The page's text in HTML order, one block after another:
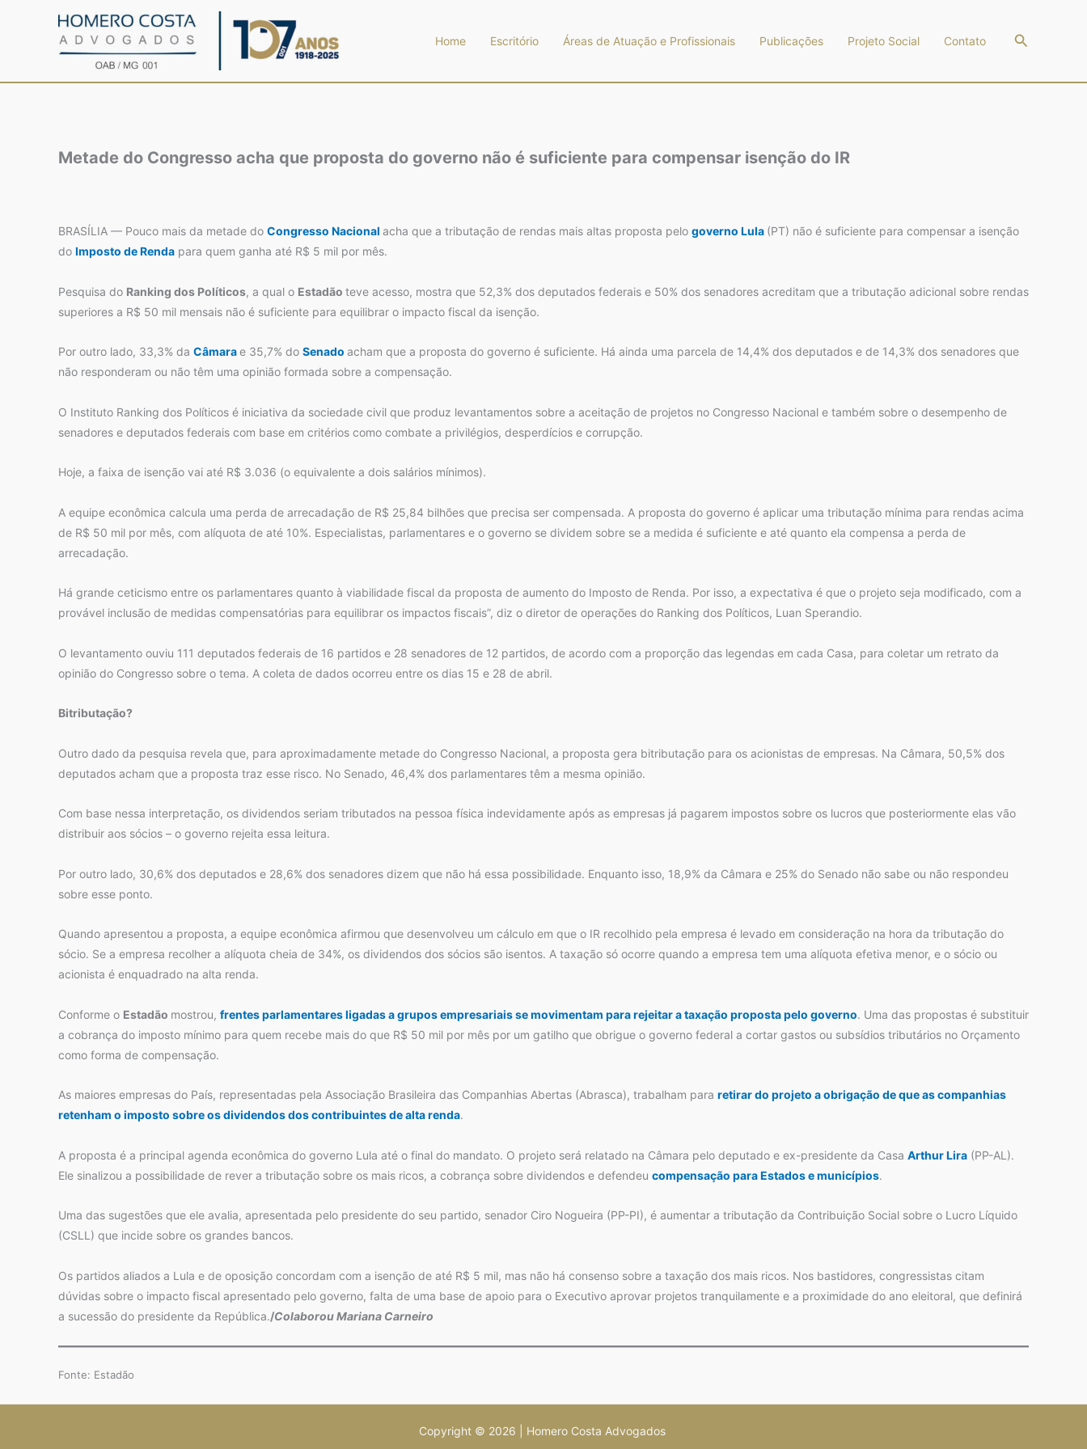
Home Escritório Áreas de Atuação e Profissionais Publicações Projeto Social Contato Pesquisar
Metade do Congresso acha que proposta do governo não é suficiente para compensar isenção do IR
BRASÍLIA — Pouco mais da metade do Congresso Nacional acha que a tributação de rendas mais altas proposta pelo governo Lula (PT) não é suficiente para compensar a isenção
do Imposto de Renda para quem ganha até R$ 5 mil por mês.
Pesquisa do Ranking dos Políticos, a qual o Estadão teve acesso, mostra que 52,3% dos deputados federais e 50% dos senadores acreditam que a tributação adicional sobre rendas
superiores a R$ 50 mil mensais não é suficiente para equilibrar o impacto fiscal da isenção.
Por outro lado, 33,3% da Câmarae 35,7% do Senado acham que a proposta do governo é suficiente. Há ainda uma parcela de 14,4% dos deputados e de 14,3% dos senadores que
não responderam ou não têm uma opinião formada sobre a compensação.
O Instituto Ranking dos Políticos é iniciativa da sociedade civil que produz levantamentos sobre a aceitação de projetos no Congresso Nacional e também sobre o desempenho de
senadores e deputados federais com base em critérios como combate a privilégios, desperdícios e corrupção.
Hoje, a faixa de isenção vai até R$ 3.036 (o equivalente a dois salários mínimos).
A equipe econômica calcula uma perda de arrecadação de R$ 25,84 bilhões que precisa ser compensada. A proposta do governo é aplicar uma tributação mínima para rendas acima
de R$ 50 mil por mês, com alíquota de até 10%. Especialistas, parlamentares e o governo se dividem sobre se a medida é suficiente e até quanto ela compensa a perda de
arrecadação.
Há grande ceticismo entre os parlamentares quanto à viabilidade fiscal da proposta de aumento do Imposto de Renda. Por isso, a expectativa é que o projeto seja modificado, com a
provável inclusão de medidas compensatórias para equilibrar os impactos fiscais”, diz o diretor de operações do Ranking dos Políticos, Luan Sperandio.
O levantamento ouviu 111 deputados federais de 16 partidos e 28 senadores de 12 partidos, de acordo com a proporção das legendas em cada Casa, para coletar um retrato da
opinião do Congresso sobre o tema. A coleta de dados ocorreu entre os dias 15 e 28 de abril.
Bitributação?
Outro dado da pesquisa revela que, para aproximadamente metade do Congresso Nacional, a proposta gera bitributação para os acionistas de empresas. Na Câmara, 50,5% dos
deputados acham que a proposta traz esse risco. No Senado, 46,4% dos parlamentares têm a mesma opinião.
Com base nessa interpretação, os dividendos seriam tributados na pessoa física indevidamente após as empresas já pagarem impostos sobre os lucros que posteriormente elas vão
distribuir aos sócios – o governo rejeita essa leitura.
Por outro lado, 30,6% dos deputados e 28,6% dos senadores dizem que não há essa possibilidade. Enquanto isso, 18,9% da Câmara e 25% do Senado não sabe ou não respondeu
sobre esse ponto.
Quando apresentou a proposta, a equipe econômica afirmou que desenvolveu um cálculo em que o IR recolhido pela empresa é levado em consideração na hora da tributação do
sócio. Se a empresa recolher a alíquota cheia de 34%, os dividendos dos sócios são isentos. A taxação só ocorre quando a empresa tem uma alíquota efetiva menor, e o sócio ou
acionista é enquadrado na alta renda.
Conforme o Estadão mostrou, frentes parlamentares ligadas a grupos empresariais se movimentam para rejeitar a taxação proposta pelo governo. Uma das propostas é substituir
a cobrança do imposto mínimo para quem recebe mais do que R$ 50 mil por mês por um gatilho que obrigue o governo federal a cortar gastos ou subsídios tributários no Orçamento
como forma de compensação.
As maiores empresas do País, representadas pela Associação Brasileira das Companhias Abertas (Abrasca), trabalham para retirar do projeto a obrigação de que as companhias
retenham o imposto sobre os dividendos dos contribuintes de alta renda.
A proposta é a principal agenda econômica do governo Lula até o final do mandato. O projeto será relatado na Câmara pelo deputado e ex-presidente da Casa Arthur Lira (PP-AL).
Ele sinalizou a possibilidade de rever a tributação sobre os mais ricos, a cobrança sobre dividendos e defendeu compensação para Estados e municípios.
Uma das sugestões que ele avalia, apresentada pelo presidente do seu partido, senador Ciro Nogueira (PP-PI), é aumentar a tributação da Contribuição Social sobre o Lucro Líquido
(CSLL) que incide sobre os grandes bancos.
Os partidos aliados a Lula e de oposição concordam com a isenção de até R$ 5 mil, mas não há consenso sobre a taxação dos mais ricos. Nos bastidores, congressistas citam
dúvidas sobre o impacto fiscal apresentado pelo governo, falta de uma base de apoio para o Executivo aprovar projetos tranquilamente e a proximidade do ano eleitoral, que definirá
a sucessão do presidente da República./Colaborou Mariana Carneiro
Fonte: Estadão
Copyright © 2026 | Homero Costa Advogados